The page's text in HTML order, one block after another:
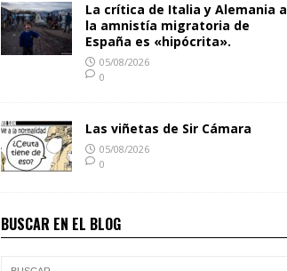
La crítica de Italia y Alemania a
la amnistía migratoria de
España es «hipócrita».
05/08/2026
0
Las viñetas de Sir Cámara
05/08/2026
0
BUSCAR EN EL BLOG